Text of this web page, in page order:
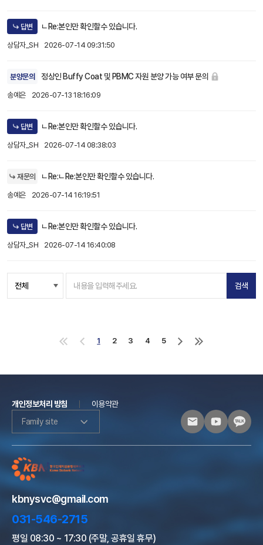
답변 ㄴRe:본인만 확인할수 있습니다.
상담자_SH 2026-07-14 09:31:50
분양문의 정상인 Buffy Coat 및 PBMC 자원 분양 가능 여부 문의
송예은 2026-07-13 18:16:09
답변 ㄴRe:본인만 확인할수 있습니다.
상담자_SH 2026-07-14 08:38:03
재문의 ㄴRe:ㄴRe:본인만 확인할수 있습니다.
송예은 2026-07-14 16:19:51
답변 ㄴRe:본인만 확인할수 있습니다.
상담자_SH 2026-07-14 16:40:08
검색
으
으
1 2 3 4
5
으
막
개인정보처리 방침
이용약관
Family site
kbnysvc@gmail.com
031-546-2715
평일 08:30 ~ 17:30 (주말, 공휴일 휴무)